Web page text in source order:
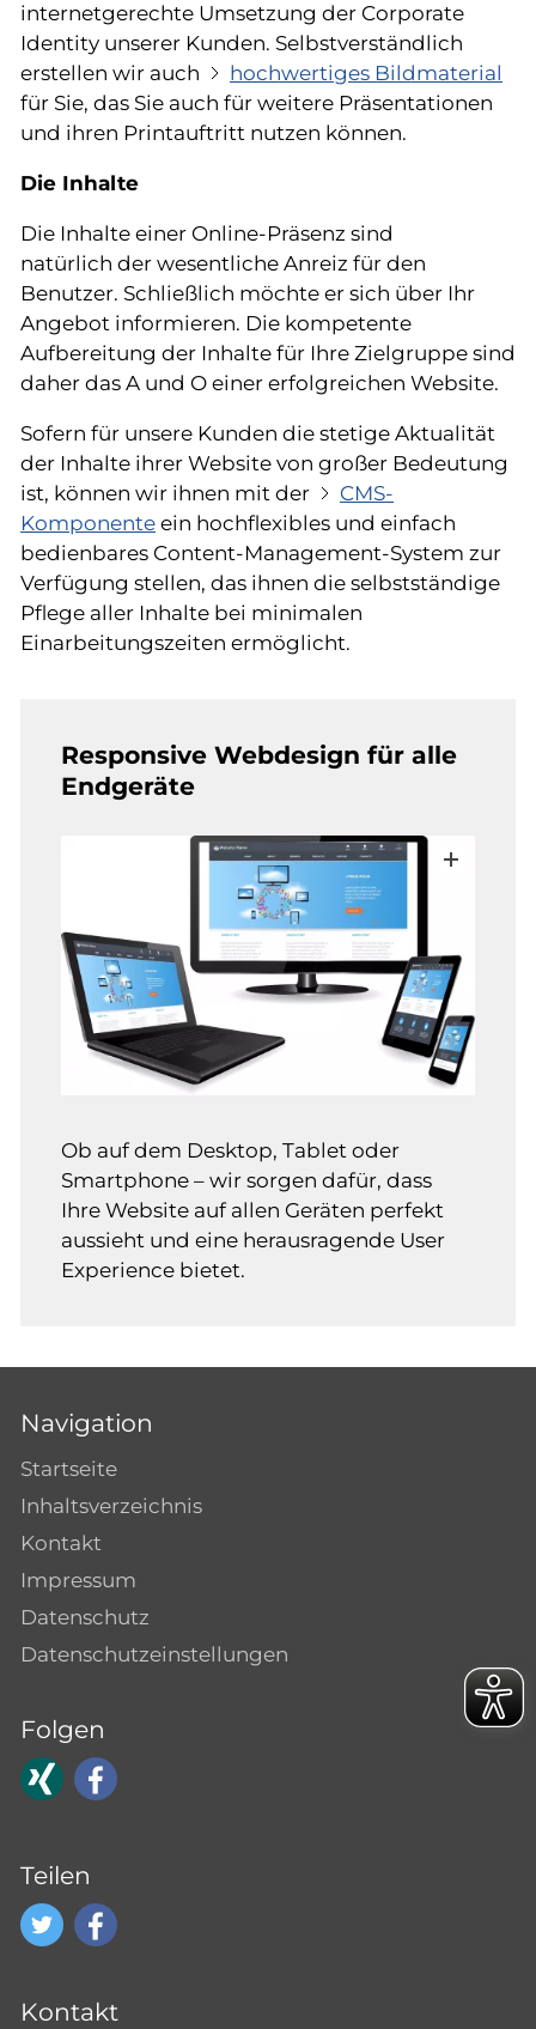
internetgerechte Umsetzung der Corporate
Identity unserer Kunden. Selbstverständlich
erstellen wir auch
hochwertiges Bildmaterial
für Sie, das Sie auch für weitere Präsentationen
und ihren Printauftritt nutzen können.
Die Inhalte
Die Inhalte einer Online-Präsenz sind
natürlich der wesentliche Anreiz für den
Benutzer. Schließlich möchte er sich über Ihr
Angebot informieren. Die kompetente
Aufbereitung der Inhalte für Ihre Zielgruppe sind
daher das A und O einer erfolgreichen Website.
Sofern für unsere Kunden die stetige Aktualität
der Inhalte ihrer Website von großer Bedeutung
ist, können wir ihnen mit der
CMS-
Komponente ein hochflexibles und einfach
bedienbares Content-Management-System zur
Verfügung stellen, das ihnen die selbstständige
Pflege aller Inhalte bei minimalen
Einarbeitungszeiten ermöglicht.
Responsive Webdesign für alle
Endgeräte
Ob auf dem Desktop, Tablet oder
Smartphone – wir sorgen dafür, dass
Ihre Website auf allen Geräten perfekt
aussieht und eine herausragende User
Experience bietet.
Navigation
Startseite
Inhaltsverzeichnis
Kontakt
Impressum
Datenschutz
Datenschutzeinstellungen
Folgen
Teilen
Kontakt